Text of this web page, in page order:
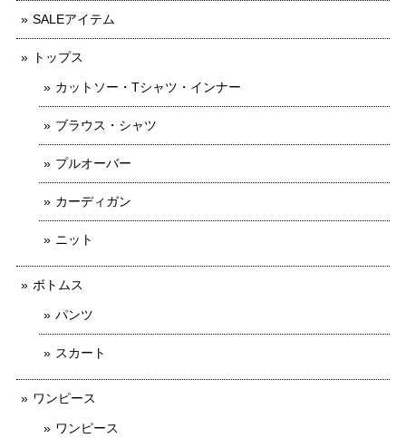
SALEアイテム
トップス
カットソー・Tシャツ・インナー
ブラウス・シャツ
プルオーバー
カーディガン
ニット
ボトムス
パンツ
スカート
ワンピース
ワンピース